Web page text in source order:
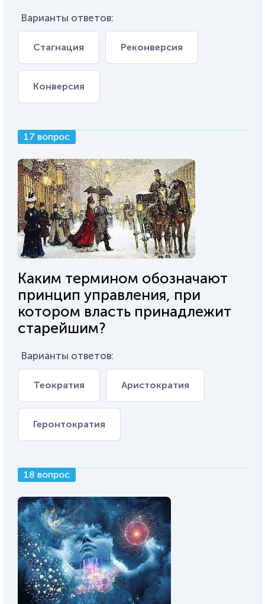
Варианты ответов:
Стагнация Реконверсия
Конверсия
17 вопрос
Каким термином обозначают
принцип управления, при
котором власть принадлежит
старейшим?
Варианты ответов:
Теократия Аристократия
Геронтократия
18 вопрос